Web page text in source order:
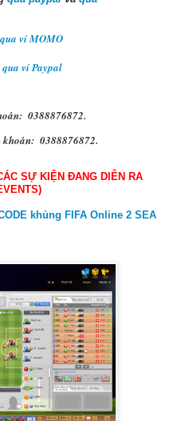
ví MOMO
ví Paypal
0388876872.
khoản: 0388876872.
SỰ KIỆN ĐANG DIỄN RA
khủng FIFA Online 2 SEA